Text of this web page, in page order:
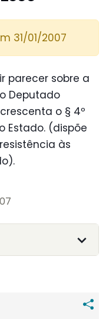
31/01/2007
parecer sobre a
Deputado
o § 4º
Estado. (dispõe
às